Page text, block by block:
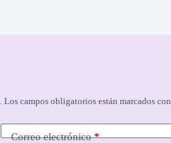
Los campos obligatorios están marcados con
Correo electrónico*